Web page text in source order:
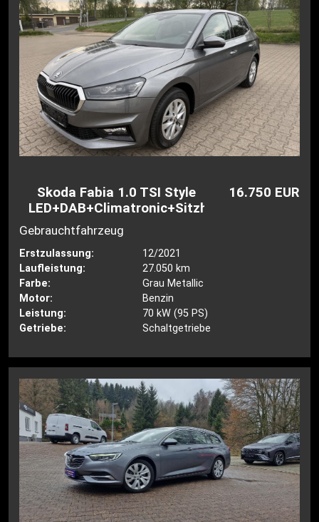
Skoda Fabia 1.0 TSI Style
LED+DAB+Climatronic+Sitzheiz
16.750 EUR
Gebrauchtfahrzeug
Erstzulassung:
12/2021
Laufleistung:
27.050 km
Farbe:
Grau Metallic
Motor:
Benzin
Leistung:
70 kW (95 PS)
Getriebe:
Schaltgetriebe